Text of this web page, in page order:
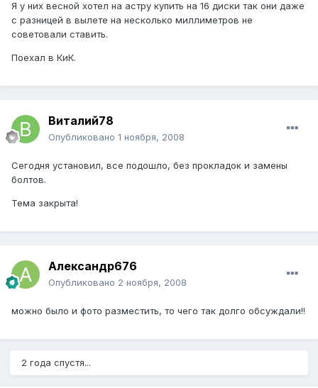
Я у них весной хотел на астру купить на 16 диски так они даже
с разницей в вылете на несколько миллиметров не
советовали ставить.
Поехал в КиК.
Виталий78
Опубликовано 1 ноября, 2008
Сегодня установил, все подошло, без прокладок и замены
болтов.
Тема закрыта!
Александр676
Опубликовано 2 ноября, 2008
можно было и фото разместить, то чего так долго обсуждали!!
2 года спустя...